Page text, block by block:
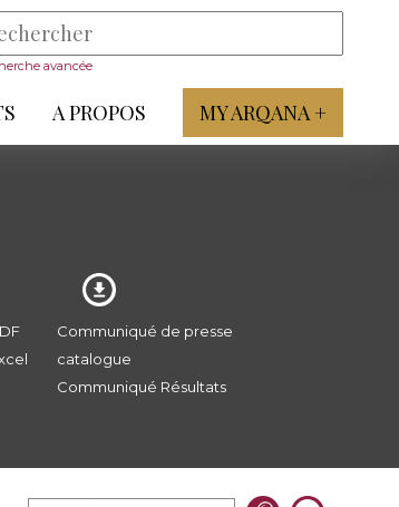
avancée
A PROPOS MY ARQANA +
Communiqué de presse
catalogue
Communiqué Résultats